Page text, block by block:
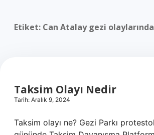
Politikası
Etiket: Can Atalay gezi
Taksim Olayı Nedir
Tarih: Aralık 9, 2024
Taksim olayı ne? Gezi Parkı